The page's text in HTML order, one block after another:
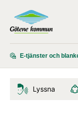
E-tjänster och
Lyssna